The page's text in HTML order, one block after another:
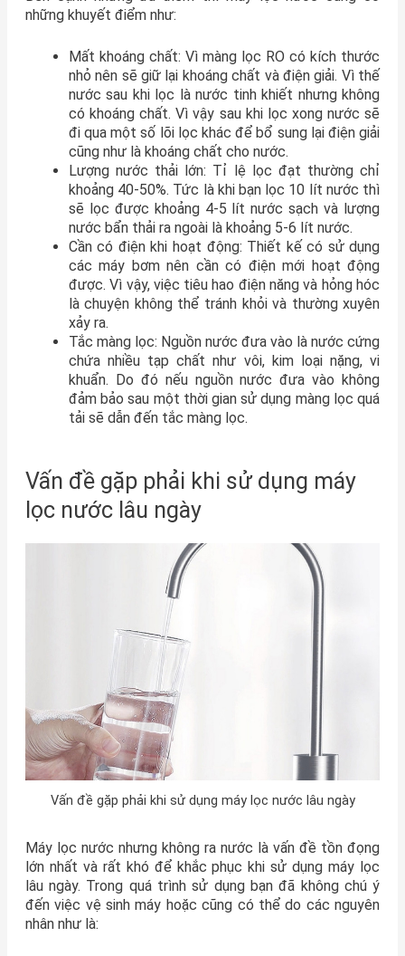
những khuyết điểm như:
Mất khoáng chất: Vì màng lọc RO có kích thước
nhỏ nên sẽ giữ lại khoáng chất và điện giải. Vì thế
nước sau khi lọc là nước tinh khiết nhưng không
có khoáng chất. Vì vậy sau khi lọc xong nước sẽ
đi qua một số lõi lọc khác để bổ sung lại điện giải
cũng như là khoáng chất cho nước.
Lượng nước thải lớn: Tỉ lệ lọc đạt thường chỉ
khoảng 40-50%. Tức là khi bạn lọc 10 lít nước thì
sẽ lọc được khoảng 4-5 lít nước sạch và lượng
nước bẩn thải ra ngoài là khoảng 5-6 lít nước.
Cần có điện khi hoạt động: Thiết kế có sử dụng
các máy bơm nên cần có điện mới hoạt động
được. Vì vậy, việc tiêu hao điện năng và hỏng hóc
là chuyện không thể tránh khỏi và thường xuyên
xảy ra.
Tắc màng lọc: Nguồn nước đưa vào là nước cứng
chứa nhiều tạp chất như vôi, kim loại nặng, vi
khuẩn. Do đó nếu nguồn nước đưa vào không
đảm bảo sau một thời gian sử dụng màng lọc quá
tải sẽ dẫn đến tắc màng lọc.
Vấn đề gặp phải khi sử dụng máy
lọc nước lâu ngày
Vấn đề gặp phải khi sử dụng máy lọc nước lâu ngày
Máy lọc nước nhưng không ra nước là vấn đề tồn đọng
lớn nhất và rất khó để khắc phục khi sử dụng máy lọc
lâu ngày. Trong quá trình sử dụng bạn đã không chú ý
đến việc vệ sinh máy hoặc cũng có thể do các nguyên
nhân như là: